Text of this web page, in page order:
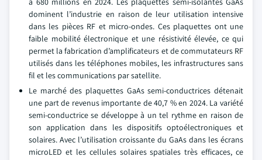
dominent l’industrie en raison de leur utilisation intensive
dans les pièces RF et micro-ondes. Ces plaquettes ont une
faible mobilité électronique et une résistivité élevée, ce qui
permet la fabrication d’amplificateurs et de commutateurs RF
utilisés dans les téléphones mobiles, les infrastructures sans
fil et les communications par satellite.
Le marché des plaquettes GaAs semi-conductrices détenait
une part de revenus importante de 40,7 % en 2024. La variété
semi-conductrice se développe à un tel rythme en raison de
son application dans les dispositifs optoélectroniques et
solaires. Avec l’utilisation croissante du GaAs dans les écrans
microLED et les cellules solaires spatiales très efficaces, ce